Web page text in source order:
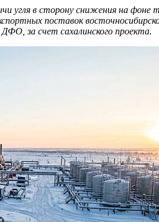
угля в сторону снижения на
поставок
за счет сахалинского проекта.